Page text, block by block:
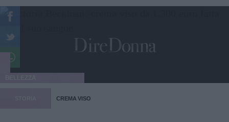
CREMA VISO